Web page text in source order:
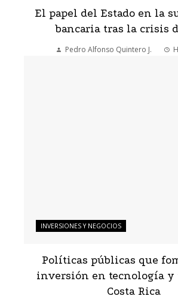
El papel del Estado en la
bancaria tras la crisis
Pedro Alfonso Quintero J.
INVERSIONES Y NEGOCIOS
Políticas públicas que
inversión en tecnología y
Costa Rica